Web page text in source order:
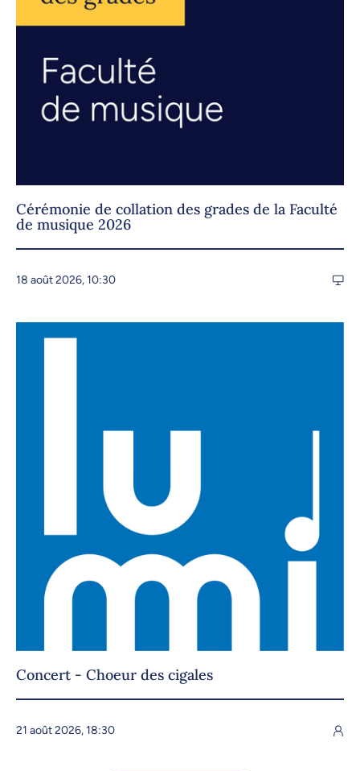
Cérémonie de collation des grades de la Faculté
de musique 2026
18 août 2026, 10:30
Concert - Choeur des cigales
21 août 2026, 18:30